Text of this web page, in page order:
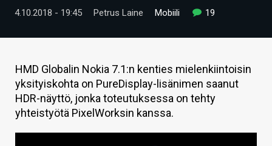
TIETOA
HINTA.FI
4.10.2018 - 19:45 Petrus Laine Mobiili 19
HMD Globalin Nokia 7.1:n kenties mielenkiintoisin
yksityiskohta on PureDisplay-lisänimen saanut
HDR-näyttö, jonka toteutuksessa on tehty
yhteistyötä PixelWorksin kanssa.